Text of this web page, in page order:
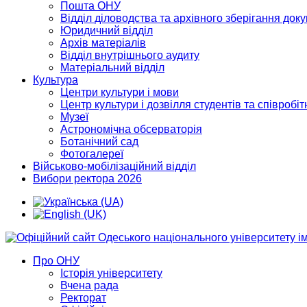
Пошта ОНУ
Відділ діловодства та архівного зберігання
Юридичний відділ
Архів матеріалів
Відділ внутрішнього аудиту
Матеріальний відділ
Культура
Центри культури і мови
Центр культури і дозвілля студентів та
Музеї
Астрономічна обсерваторія
Ботанічний сад
Фотогалереї
Військово-мобілізаційний відділ
Вибори ректора 2026
Про ОНУ
Історія університету
Вчена рада
Ректорат